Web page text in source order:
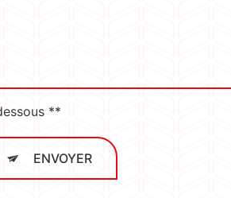
**
ENVOYER